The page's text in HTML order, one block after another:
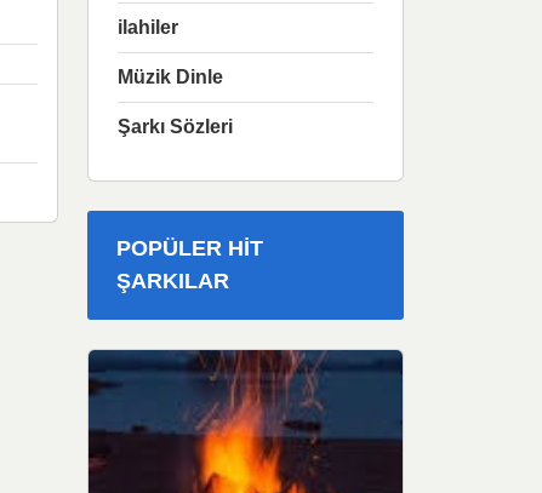
ilahiler
Müzik Dinle
Şarkı Sözleri
POPÜLER HIT
ŞARKILAR